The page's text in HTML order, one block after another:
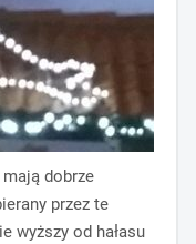
dobrze
przez te
wyższy od hałasu